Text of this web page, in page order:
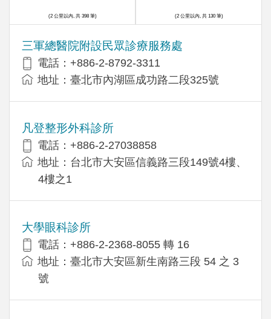
三軍總醫院附設民眾診療服務處
電話：+886-2-8792-3311
地址：臺北市內湖區成功路二段325號
凡登整形外科診所
電話：+886-2-27038858
地址：台北市大安區信義路三段149號4樓、
4樓之1
大學眼科診所
電話：+886-2-2368-8055 轉 16
地址：臺北市大安區新生南路三段 54 之 3
號
(2 公里以內, 共 398 筆) (2 公里以內, 共 130 筆)